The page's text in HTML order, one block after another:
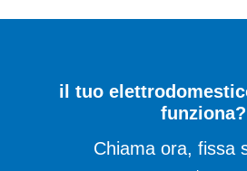
il tuo
funziona?
Chiama ora, fissa